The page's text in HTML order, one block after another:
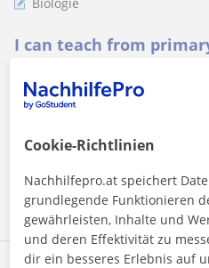
I can teach from
SATs, APs preparation too
I can teach from primary to
background and can help with
Mehr sehen
Cookie-Richtlinien
Nachhilfepro.at speichert
grundlegende Funktionieren
gewährleisten, Inhalte und
und deren Effektivität zu
dir ein besseres Erlebnis auf